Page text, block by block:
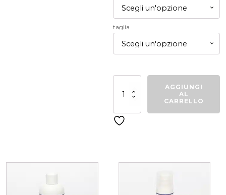
taglia
volley
Lady
AGGIUNGI
AL
CARRELLO